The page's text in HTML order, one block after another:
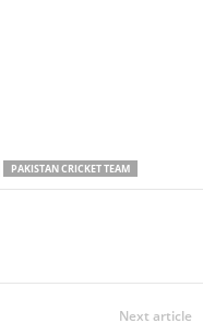
PAKISTAN CRICKET TEAM
Next article